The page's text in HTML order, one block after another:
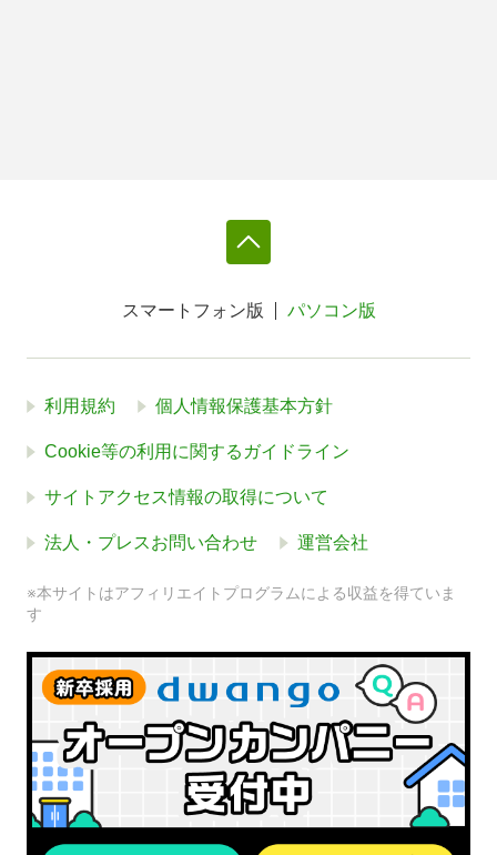
スマートフォン版 パソコン版
利用規約 個人情報保護基本方針
Cookie等の利用に関するガイドライン
サイトアクセス情報の取得について
法人・プレスお問い合わせ 運営会社
※本サイトはアフィリエイトプログラムによる収益を得ていま
す